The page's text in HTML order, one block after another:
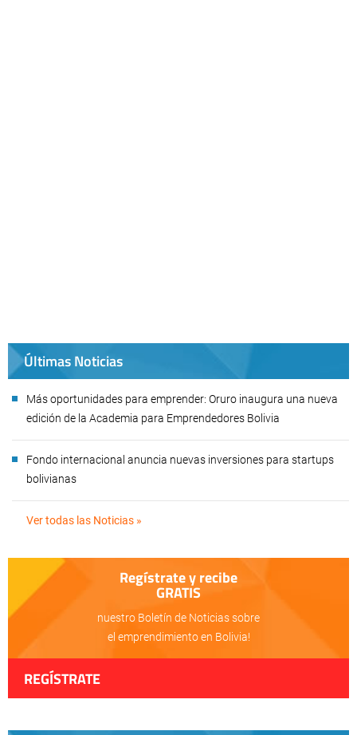
Últimas Noticias
Más oportunidades para emprender: Oruro inaugura una nueva
edición de la Academia para Emprendedores Bolivia
Fondo internacional anuncia nuevas inversiones para startups
bolivianas
Ver todas las Noticias »
Regístrate y recibe
GRATIS
nuestro Boletín de Noticias sobre
el emprendimiento en Bolivia!
REGÍSTRATE